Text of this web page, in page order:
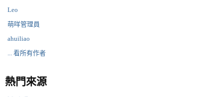
Leo
萌咩管理員
ahuiliao
... 看所有作者
熱門來源